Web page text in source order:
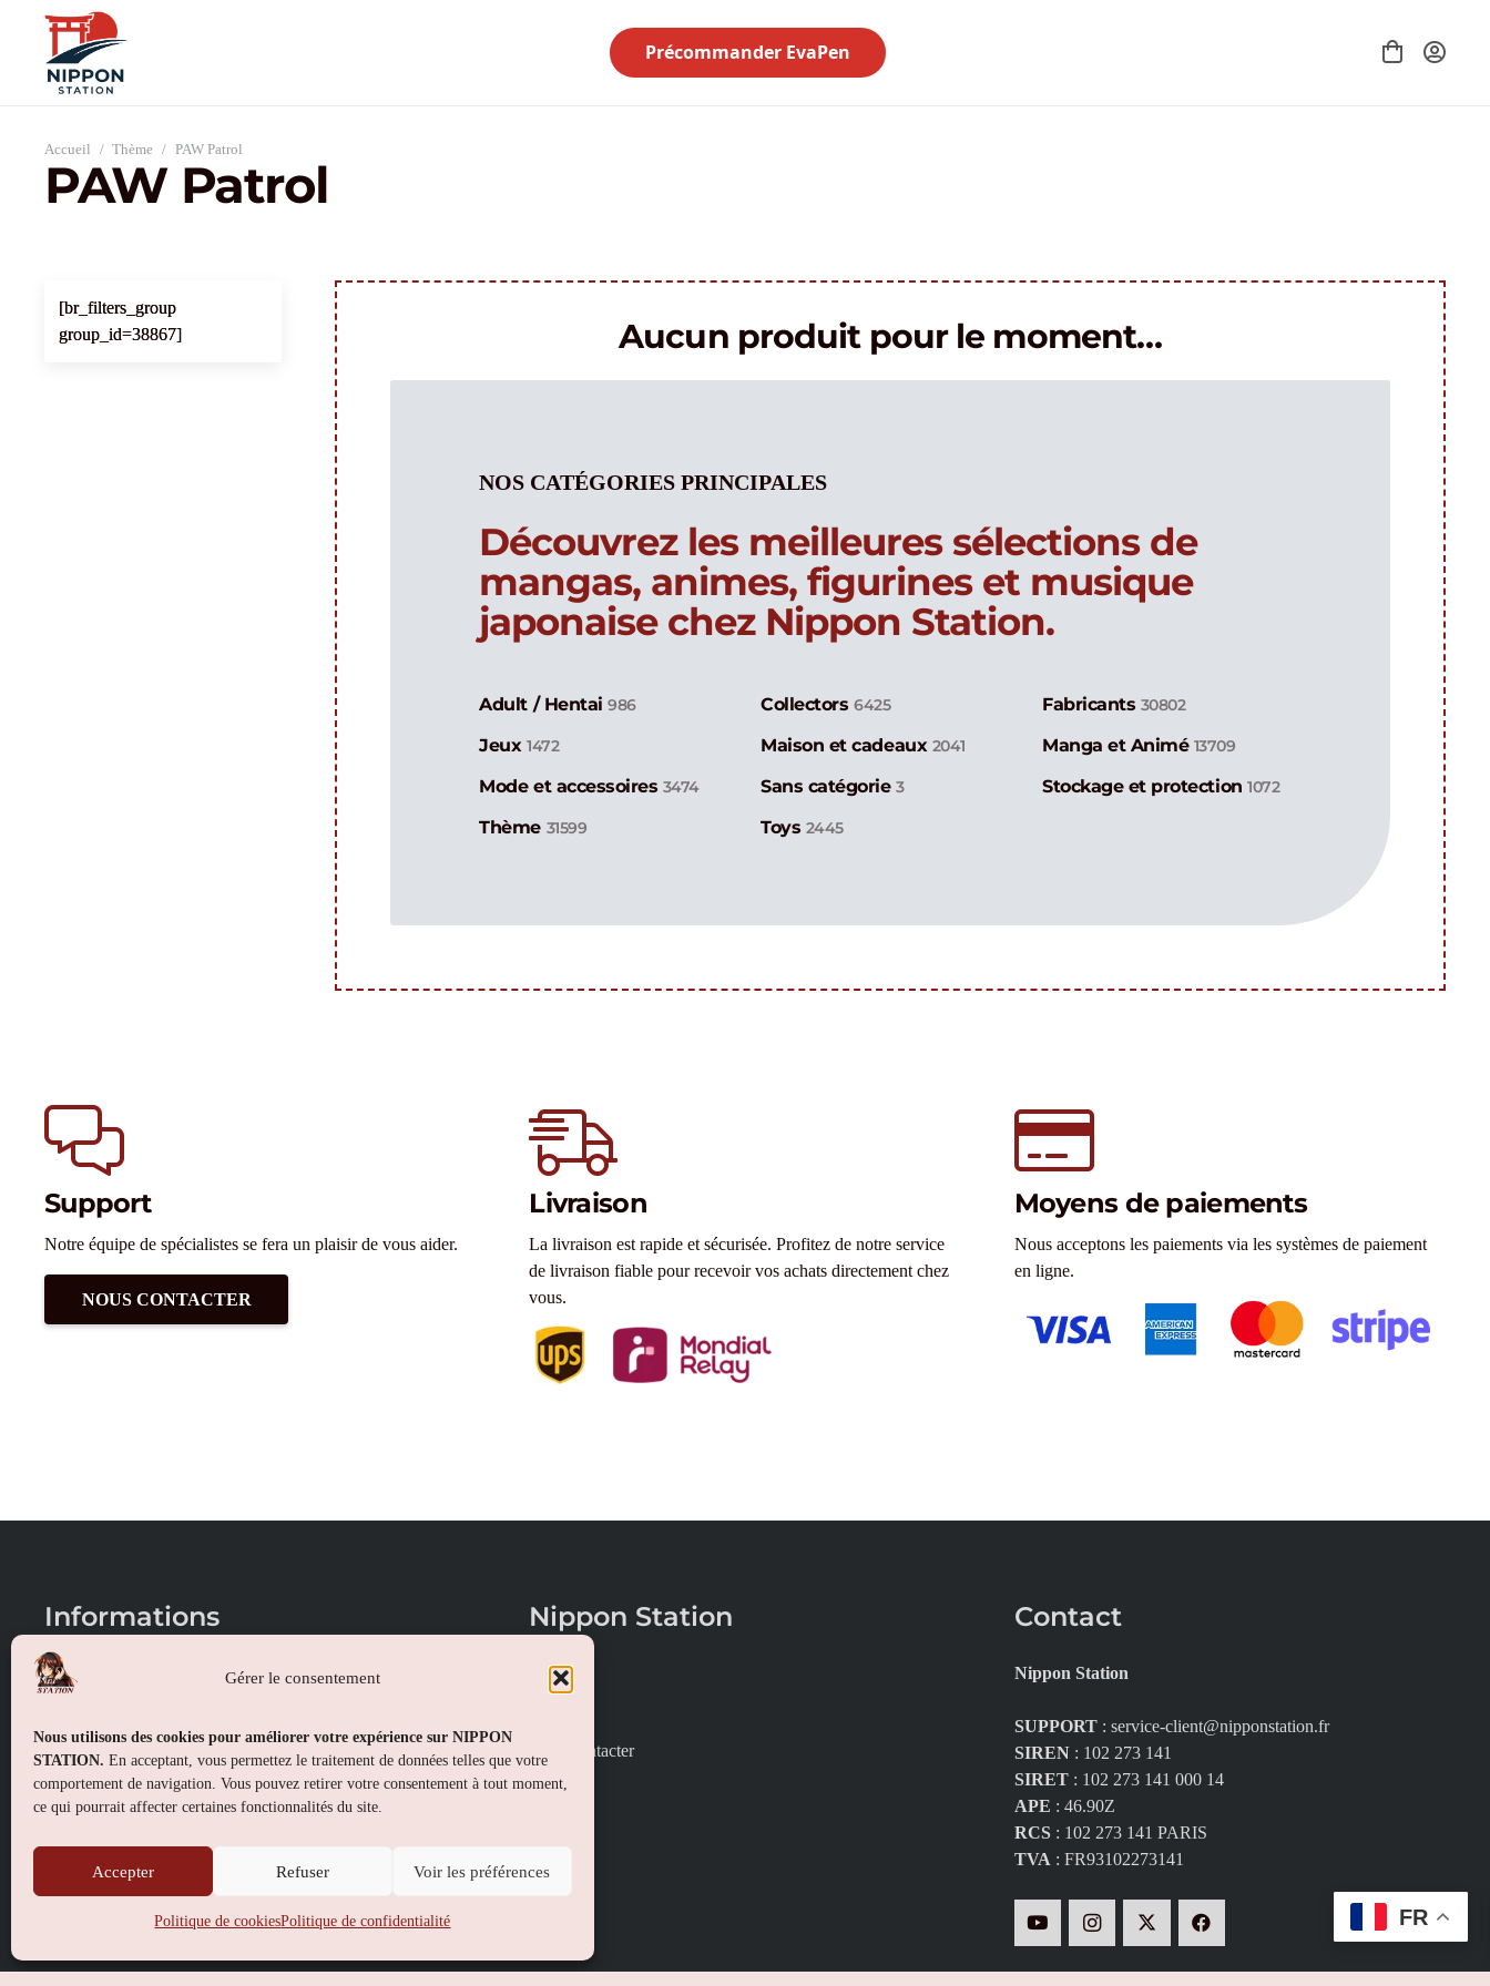
Gérer le consentement
Nous utilisons des cookies pour améliorer votre expérience sur NIPPON
STATION. En acceptant, vous permettez le traitement de données telles que votre
comportement de navigation. Vous pouvez retirer votre consentement à tout moment,
ce qui pourrait affecter certaines fonctionnalités du site.
Accepter Refuser Voir les préférences
Politique de cookiesPolitique de confidentialité
Précommander EvaPen
Accueil / Thème / PAW Patrol
PAW Patrol
[br_filters_group
group_id=38867]
Aucun produit pour le moment…
NOS CATÉGORIES PRINCIPALES
Découvrez les meilleures sélections de
mangas, animes, figurines et musique
japonaise chez Nippon Station.
Adult / Hentai986 Collectors 6425 Fabricants 30802
Jeux 1472 Maison et cadeaux 2041 Manga et Animé 13709
Mode et accessoires 3474 Sans catégorie3 Stockage et protection1072
Thème 31599 Toys 2445
Support
Notre équipe de spécialistes se fera un plaisir de vous aider.
NOUS CONTACTER
Livraison
La livraison est rapide et sécurisée. Profitez de notre service
de livraison fiable pour recevoir vos achats directement chez
vous.
Moyens de paiements
Nous acceptons les paiements via les systèmes de paiement
en ligne.
Informations
Conditions générales de vente
Politique de confidentialité
Politique de cookies (UE)
Nippon Station
À propos
Nous contacter
Contact
Nippon Station
SUPPORT: service-client@nipponstation.fr
SIREN: 102 273 141
SIRET: 102 273 141 000 14
APE : 46.90Z
RCS: 102 273 141 PARIS
TVA: FR93102273141
FR